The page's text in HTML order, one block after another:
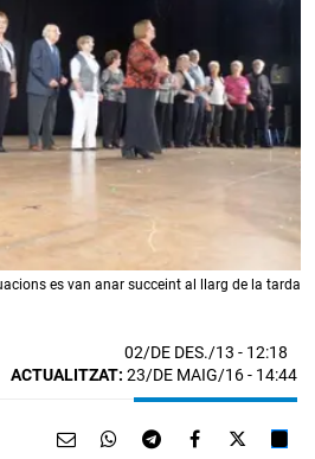
es van anar succeint al llarg de la tarda
02/DE DES./13 - 12:18
ACTUALITZAT: 23/DE MAIG/16 - 14:44